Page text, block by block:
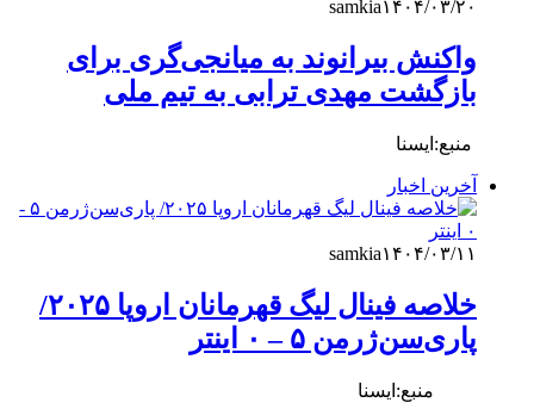
samkia۱۴۰۴/۰۳/۲۰
واکنش بیرانوند به میانجی‌گری برای
بازگشت مهدی ترابی به تیم ملی
‌ منبع:ایسنا
آخرین اخبار
samkia۱۴۰۴/۰۳/۱۱
خلاصه فینال لیگ قهرمانان اروپا ۲۰۲۵/
پاری‌سن‌ژرمن ۵ – ۰ اینتر
منبع:ایسنا